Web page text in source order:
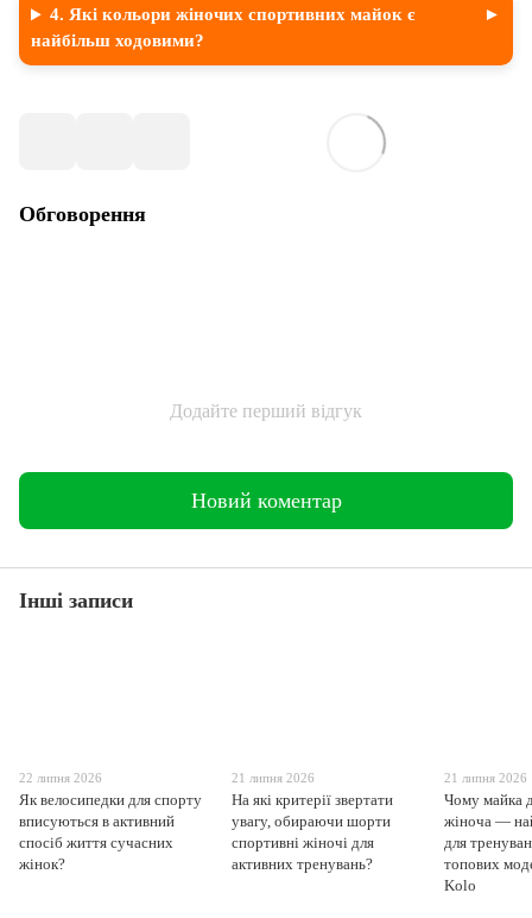
4. Які кольори жіночих спортивних майок є
найбільш ходовими?
Обговорення
Додайте перший відгук
Новий коментар
Інші записи
22 липня 2026
Як велосипедки для спорту
вписуються в активний
спосіб життя сучасних
жінок?
21 липня 2026
На які критерії звертати
увагу, обираючи шорти
спортивні жіночі для
активних тренувань?
21 липня 2026
Чому майка
жіноча —
для
топових
Kolo